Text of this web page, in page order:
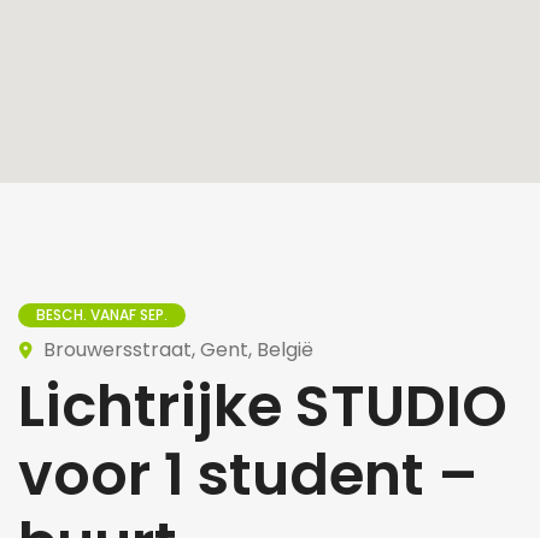
BESCH. VANAF SEP.
Brouwersstraat, Gent, België
Lichtrijke STUDIO
voor 1 student –